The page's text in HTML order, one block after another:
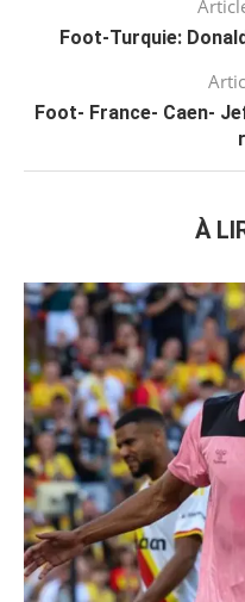
Foot-Turquie:
Foot- France- Caen-
À